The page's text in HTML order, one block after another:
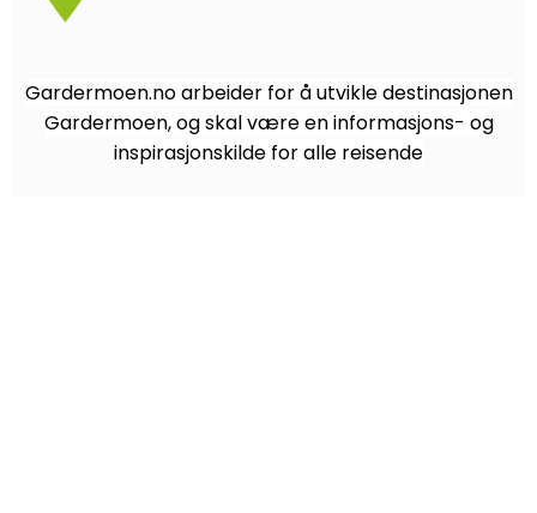
Gardermoen.no arbeider for å utvikle destinasjonen
Gardermoen, og skal være en informasjons- og
inspirasjonskilde for alle reisende